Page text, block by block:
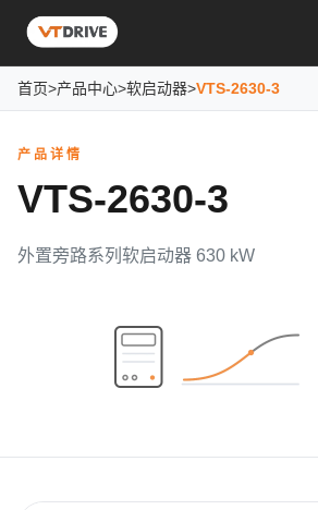
首页>产品中心>软启动器>VTS-2630-3
产品详情
VTS-2630-3
外置旁路系列软启动器 630 kW